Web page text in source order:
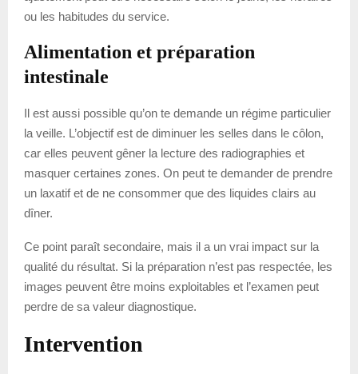
ou les habitudes du service.
Alimentation et préparation
intestinale
Il est aussi possible qu’on te demande un régime particulier
la veille. L’objectif est de diminuer les selles dans le côlon,
car elles peuvent gêner la lecture des radiographies et
masquer certaines zones. On peut te demander de prendre
un laxatif et de ne consommer que des liquides clairs au
dîner.
Ce point paraît secondaire, mais il a un vrai impact sur la
qualité du résultat. Si la préparation n’est pas respectée, les
images peuvent être moins exploitables et l’examen peut
perdre de sa valeur diagnostique.
Intervention